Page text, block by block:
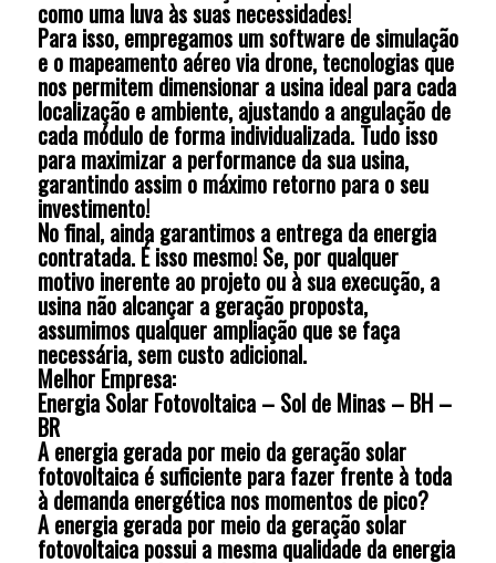
como uma luva às suas necessidades!
Para isso, empregamos um software de simulação
e o mapeamento aéreo via drone, tecnologias que
nos permitem dimensionar a usina ideal para cada
localização e ambiente, ajustando a angulação de
cada módulo de forma individualizada. Tudo isso
para maximizar a performance da sua usina,
garantindo assim o máximo retorno para o seu
investimento!
No final, ainda garantimos a entrega da energia
contratada. É isso mesmo! Se, por qualquer
motivo inerente ao projeto ou à sua execução, a
usina não alcançar a geração proposta,
assumimos qualquer ampliação que se faça
necessária, sem custo adicional.
Melhor Empresa:
Energia Solar Fotovoltaica – Sol de Minas – BH –
BR
A energia gerada por meio da geração solar
fotovoltaica é suficiente para fazer frente à toda
à demanda energética nos momentos de pico?
A energia gerada por meio da geração solar
fotovoltaica possui a mesma qualidade da energia